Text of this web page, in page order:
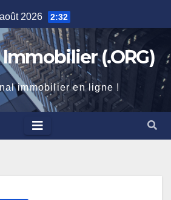
2026 2:32
(.ORG)
immobilier en ligne !